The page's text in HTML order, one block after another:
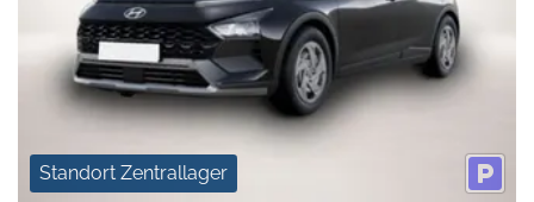
Standort Zentrallager